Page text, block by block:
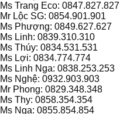
Ms Trang Eco: 0847.827.827
Mr Lộc SG: 0854.901.901
Ms Phượng: 0849.627.627
Ms Linh: 0839.310.310
Ms Thúy: 0834.531.531
Ms Lợi: 0834.774.774
Ms Linh Nga: 0838.253.253
Ms Nghệ: 0932.903.903
Mr Phong: 0829.348.348
Ms Thy: 0858.354.354
Ms Nga: 0855.854.854